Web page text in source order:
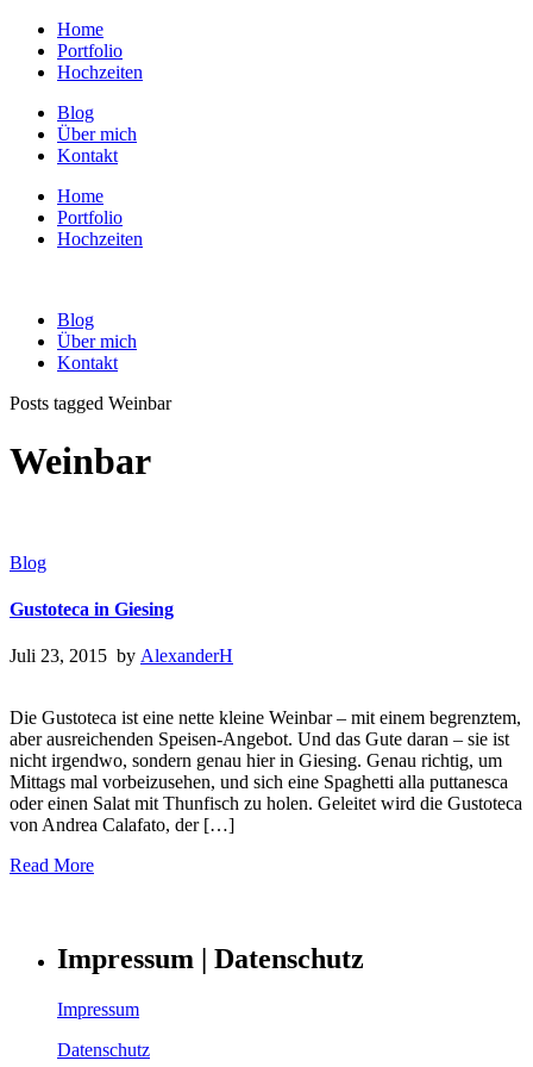
Home
Portfolio
Hochzeiten
Blog
Über mich
Kontakt
Home
Portfolio
Hochzeiten
Blog
Über mich
Kontakt
Posts tagged Weinbar
Weinbar
Blog
Gustoteca in Giesing
Juli 23, 2015 by AlexanderH
Die Gustoteca ist eine nette kleine Weinbar – mit einem begrenztem,
aber ausreichenden Speisen-Angebot. Und das Gute daran – sie ist
nicht irgendwo, sondern genau hier in Giesing. Genau richtig, um
Mittags mal vorbeizusehen, und sich eine Spaghetti alla puttanesca
oder einen Salat mit Thunfisch zu holen. Geleitet wird die Gustoteca
von Andrea Calafato, der […]
Read More
Impressum | Datenschutz
Impressum
Datenschutz